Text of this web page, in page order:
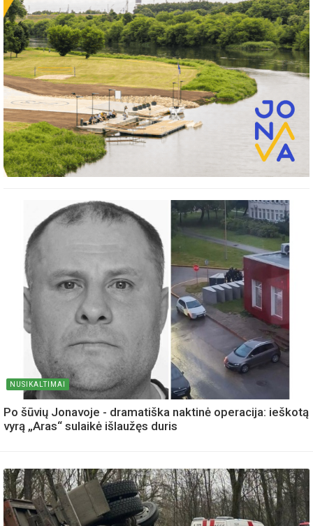
NUSIKALTIMAI
Po šūvių Jonavoje - dramatiška naktinė operacija: ieškotą
vyrą „Aras“ sulaikė išlaužęs duris